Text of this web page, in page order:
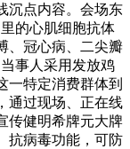
沉点内容。会场东
的心肌细胞抗体
、冠心病、二尖瓣
事人采用发放鸡
一特定消费群体到
通过现场、正在线
传健明希牌元大牌
抗病毒功能，可防